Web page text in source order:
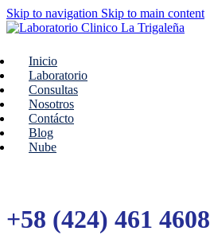
Skip to navigation Skip to main content
Inicio
Laboratorio
Consultas
Nosotros
Contácto
Blog
Nube
+58 (424) 461 4608